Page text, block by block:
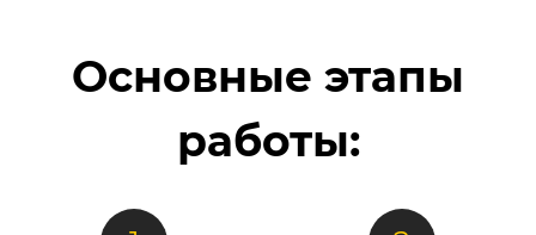
Основные этапы
работы: